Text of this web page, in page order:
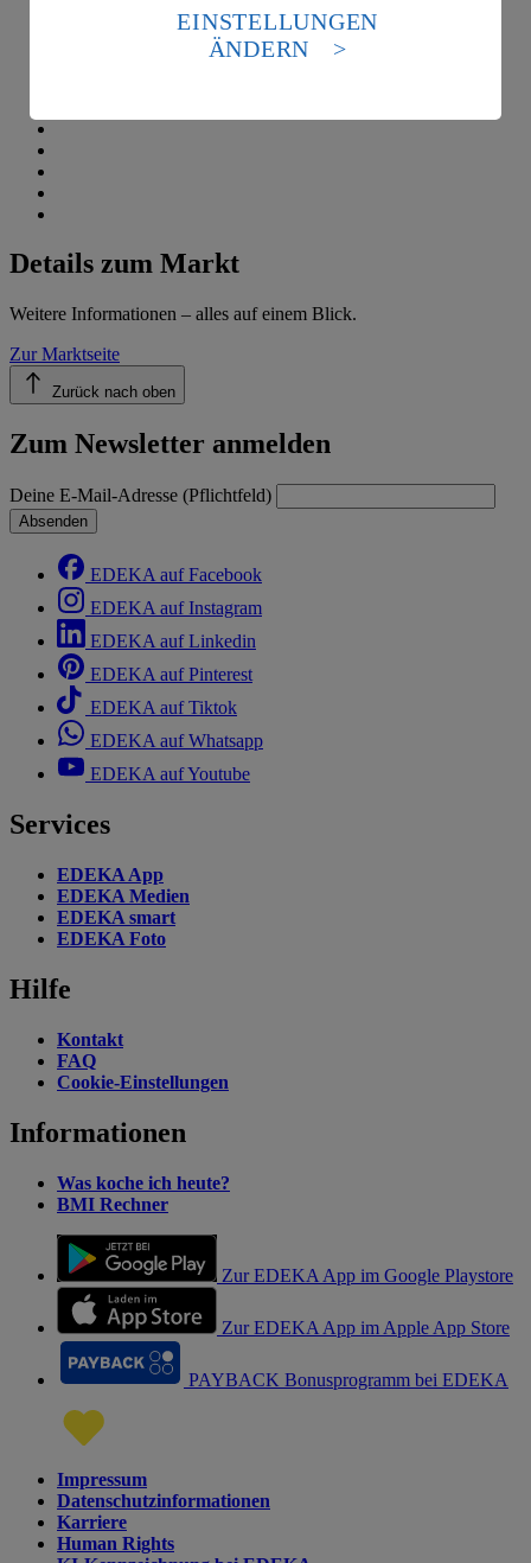
Details zum Markt
Weitere Informationen – alles auf einem Blick.
Zur Marktseite
Zurück nach oben
Zum Newsletter anmelden
Deine E-Mail-Adresse (Pflichtfeld)
Absenden
EDEKA auf Facebook
EDEKA auf Instagram
EDEKA auf Linkedin
EDEKA auf Pinterest
EDEKA auf Tiktok
EDEKA auf Whatsapp
EDEKA auf Youtube
Services
EDEKA App
EDEKA Medien
EDEKA smart
EDEKA Foto
Hilfe
Kontakt
FAQ
Cookie-Einstellungen
Informationen
Was koche ich heute?
BMI Rechner
Zur EDEKA App im Google Playstore
Zur EDEKA App im Apple App Store
PAYBACK Bonusprogramm bei EDEKA
Impressum
Datenschutzinformationen
Karriere
Human Rights
die USA als Land mit einem nach europäischen
Standards nicht angemessenen Datenschutzniveau an.
Es besteht das Risiko eines Zugriffs durch US-
Informationen zum Herausgeber der Seite findest du
EINSTELLUNGEN
ÄNDERN